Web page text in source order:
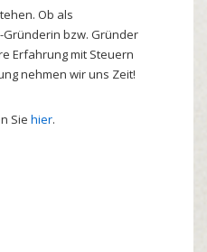
Ob als
bzw. Gründer
Erfahrung mit Steuern
nehmen wir uns Zeit!
Sie hier.